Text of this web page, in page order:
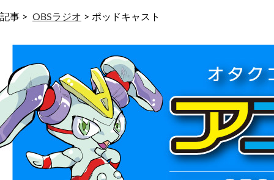
記事 > OBSラジオ > ポッドキャスト